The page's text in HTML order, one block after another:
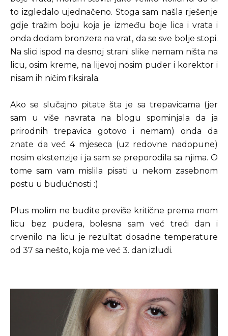
to izgledalo ujednačeno. Stoga sam našla rješenje
gdje tražim boju koja je između boje lica i vrata i
onda dodam bronzera na vrat, da se sve bolje stopi.
Na slici ispod na desnoj strani slike nemam ništa na
licu, osim kreme, na lijevoj nosim puder i korektor i
nisam ih ničim fiksirala.
Ako se slučajno pitate šta je sa trepavicama (jer
sam u više navrata na blogu spominjala da ja
prirodnih trepavica gotovo i nemam) onda da
znate da već 4 mjeseca (uz redovne nadopune)
nosim ekstenzije i ja sam se preporodila sa njima. O
tome sam vam mislila pisati u nekom zasebnom
postu u budućnosti :)
Plus molim ne budite previše kritične prema mom
licu bez pudera, bolesna sam već treći dan i
crvenilo na licu je rezultat dosadne temperature
od 37 sa nešto, koja me već 3. dan izludi.